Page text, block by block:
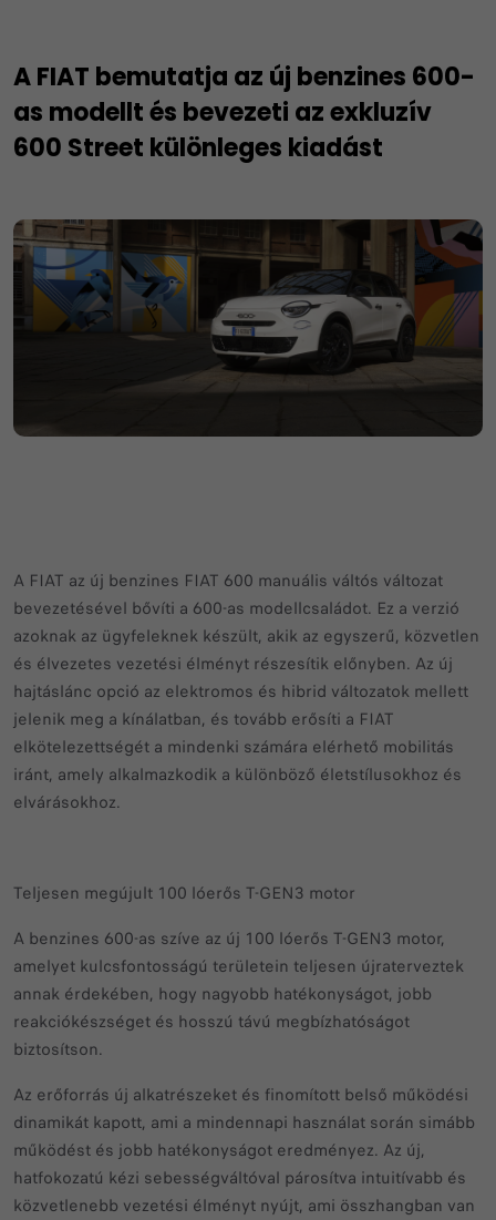
A FIAT bemutatja az új benzines 600-
as modellt és bevezeti az exkluzív
600 Street különleges kiadást
A FIAT az új benzines FIAT 600 manuális váltós változat
bevezetésével bővíti a 600-as modellcsaládot. Ez a verzió
azoknak az ügyfeleknek készült, akik az egyszerű, közvetlen
és élvezetes vezetési élményt részesítik előnyben. Az új
hajtáslánc opció az elektromos és hibrid változatok mellett
jelenik meg a kínálatban, és tovább erősíti a FIAT
elkötelezettségét a mindenki számára elérhető mobilitás
iránt, amely alkalmazkodik a különböző életstílusokhoz és
elvárásokhoz.
Teljesen megújult 100 lóerős T-GEN3 motor
A benzines 600-as szíve az új 100 lóerős T-GEN3 motor,
amelyet kulcsfontosságú területein teljesen újraterveztek
annak érdekében, hogy nagyobb hatékonyságot, jobb
reakciókészséget és hosszú távú megbízhatóságot
biztosítson.
Az erőforrás új alkatrészeket és finomított belső működési
dinamikát kapott, ami a mindennapi használat során simább
működést és jobb hatékonyságot eredményez. Az új,
hatfokozatú kézi sebességváltóval párosítva intuitívabb és
közvetlenebb vezetési élményt nyújt, ami összhangban van